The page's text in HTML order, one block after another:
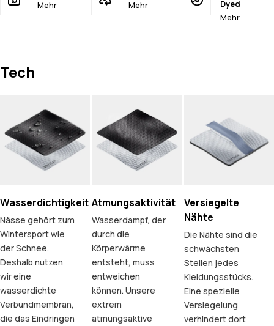
Mehr Mehr
Dyed
Mehr
Tech
Wasserdichtigkeit
Nässe gehört zum
Wintersport wie
der Schnee.
Deshalb nutzen
wir eine
wasserdichte
Verbundmembran,
die das Eindringen
Atmungsaktivität
Wasserdampf, der
durch die
Körperwärme
entsteht, muss
entweichen
können. Unsere
extrem
atmungsaktive
Versiegelte
Nähte
Die Nähte sind die
schwächsten
Stellen jedes
Kleidungsstücks.
Eine spezielle
Versiegelung
verhindert dort